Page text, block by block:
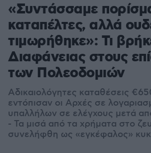
«Συντάσσαμε
καταπέλτες, αλλά
τιμωρήθηκε»: Τι
Διαφάνειας στους
των Πολεοδομιών
Αδικαιολόγητες καταθέσεις
εντόπισαν οι Αρχές σε
υπαλλήλων σε ελέγχους μετά
- Τα μισά από τα χρήματα στο
συνελήφθη ως «εγκέφαλος»